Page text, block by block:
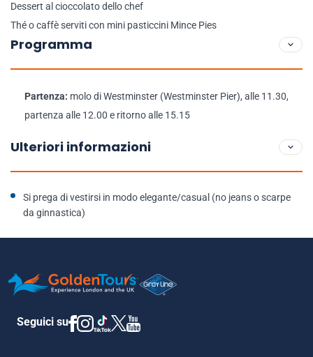
Dessert al cioccolato dello chef
Thé o caffè serviti con mini pasticcini Mince Pies
Programma
Partenza: molo di Westminster (Westminster Pier), alle 11.30,
partenza alle 12.00 e ritorno alle 15.15
Ulteriori informazioni
Si prega di vestirsi in modo elegante/casual (no jeans o scarpe
da ginnastica)
Seguici su